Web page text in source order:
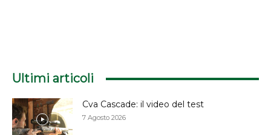
Ultimi articoli
Cva Cascade: il video del test
7 Agosto 2026